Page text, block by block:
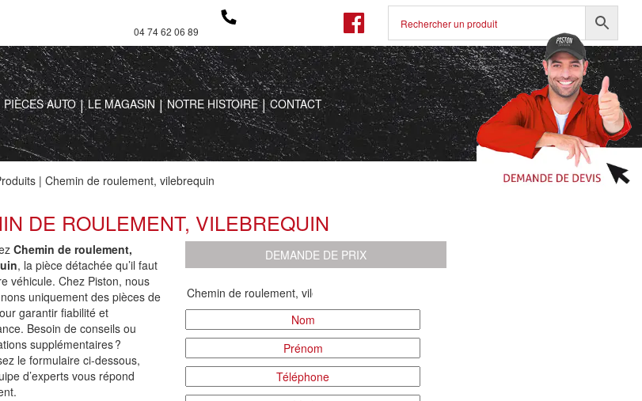
04 74 62 06 89
PIÈCES AUTO LE MAGASIN NOTRE HISTOIRE CONTACT
| Chemin de roulement, vilebrequin
DE ROULEMENT, VILEBREQUIN
Chemin de roulement,
, la pièce détachée qu’il faut
véhicule. Chez Piston, nous
uniquement des pièces de
garantir fiabilité et
Besoin de conseils ou
supplémentaires ?
le formulaire ci-dessous,
d’experts vous répond
DEMANDE DE PRIX